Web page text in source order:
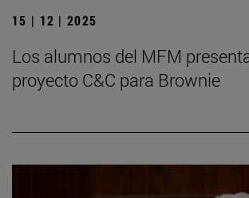
15 | 12 | 2025
Los alumnos del MFM
proyecto C&C para Brownie